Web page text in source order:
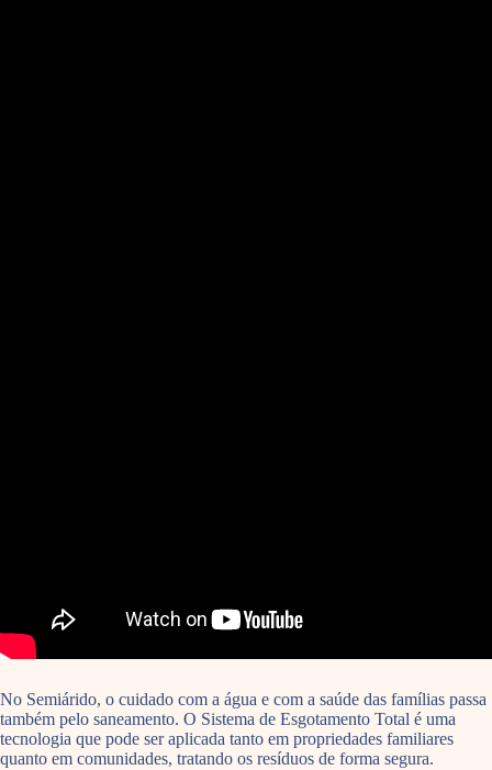
No Semiárido, o cuidado com a água e com a saúde das famílias passa
também pelo saneamento. O Sistema de Esgotamento Total é uma
tecnologia que pode ser aplicada tanto em propriedades familiares
quanto em comunidades, tratando os resíduos de forma segura.